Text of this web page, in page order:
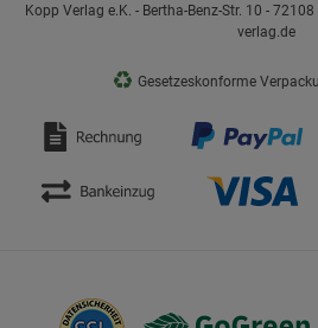
Kopp Verlag e.K. - Bertha-Benz-Str. 10 -
verlag.de
♻ Gesetzeskonforme